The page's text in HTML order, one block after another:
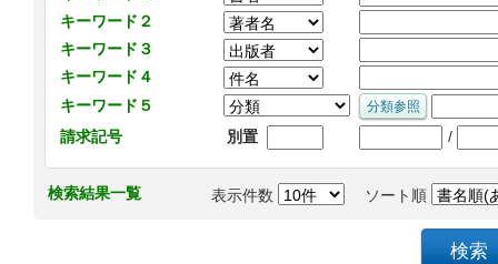
キーワード２
キーワード３
キーワード４
キーワード５
請求記号
別置 /
検索結果一覧 表示件数 ソート順